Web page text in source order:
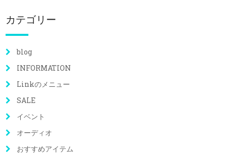
カテゴリー
blog
INFORMATION
Linkのメニュー
SALE
イベント
オーディオ
おすすめアイテム